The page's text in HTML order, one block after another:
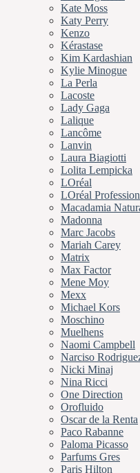
Kate Moss
Katy Perry
Kenzo
Kérastase
Kim Kardashian
Kylie Minogue
La Perla
Lacoste
Lady Gaga
Lalique
Lancôme
Lanvin
Laura Biagiotti
Lolita Lempicka
LOréal
LOréal
Macadamia
Madonna
Marc Jacobs
Mariah Carey
Matrix
Max Factor
Mene Moy
Mexx
Michael Kors
Moschino
Muelhens
Naomi Campbell
Narciso
Nicki Minaj
Nina Ricci
One Direction
Orofluido
Oscar de la Renta
Paco Rabanne
Paloma Picasso
Parfums Gres
Paris Hilton